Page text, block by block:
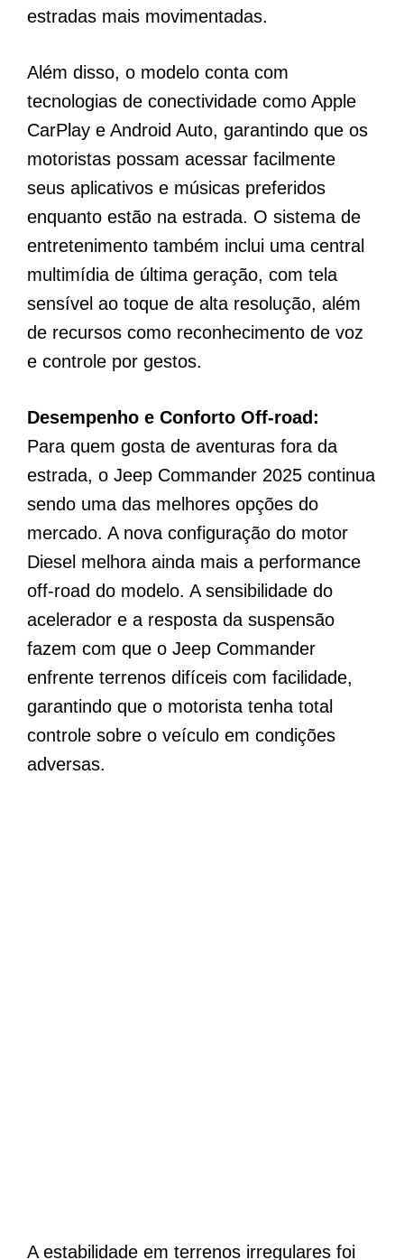
estradas mais movimentadas.
Além disso, o modelo conta com
tecnologias de conectividade como Apple
CarPlay e Android Auto, garantindo que os
motoristas possam acessar facilmente
seus aplicativos e músicas preferidos
enquanto estão na estrada. O sistema de
entretenimento também inclui uma central
multimídia de última geração, com tela
sensível ao toque de alta resolução, além
de recursos como reconhecimento de voz
e controle por gestos.
Desempenho e Conforto Off-road:
Para quem gosta de aventuras fora da
estrada, o Jeep Commander 2025 continua
sendo uma das melhores opções do
mercado. A nova configuração do motor
Diesel melhora ainda mais a performance
off-road do modelo. A sensibilidade do
acelerador e a resposta da suspensão
fazem com que o Jeep Commander
enfrente terrenos difíceis com facilidade,
garantindo que o motorista tenha total
controle sobre o veículo em condições
adversas.
A estabilidade em terrenos irregulares foi